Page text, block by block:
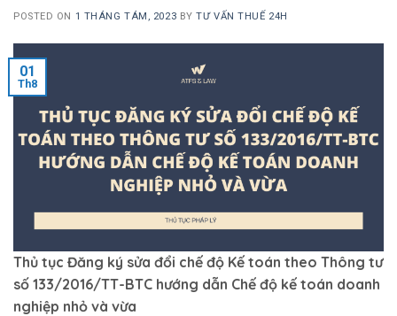
POSTED ON 1 THÁNG TÁM, 2023 BYTƯ VẤN THUẾ 24H
01
Th8
Thủ tục Đăng ký sửa đổi chế độ Kế toán theo Thông tư
số 133/2016/TT-BTC hướng dẫn Chế độ kế toán doanh
nghiệp nhỏ và vừa